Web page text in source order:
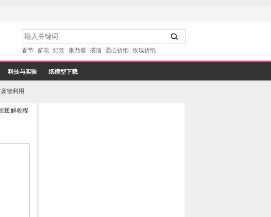
春节 窗花 灯笼 康乃馨 戒指 爱心折纸 玫瑰折纸
科技与实验 纸模型下载
物利用
图解教程